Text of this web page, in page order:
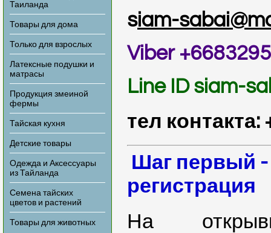
Таиланда
Товары для дома
Только для взрослых
Латексные подушки и
матрасы
Продукция змеиной
фермы
Тайская кухня
Детские товары
Одежда и Аксессуары
из Тайланда
Семена тайских
цветов и растений
Товары для животных
siam-
Viber
Line ID siam-
тел контакта:
Шаг первый -
регистрация
На